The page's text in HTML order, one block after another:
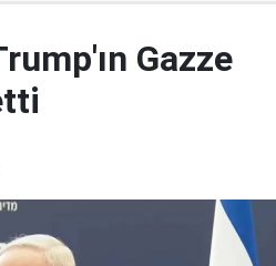
Gazze